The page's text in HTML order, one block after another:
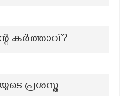
കർത്താവ്?
പ്രശസ്ത